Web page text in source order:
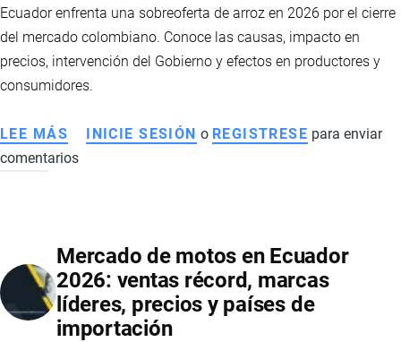
EN
Ecuador enfrenta una sobreoferta de arroz en 2026 por el cierre
del mercado colombiano. Conoce las causas, impacto en
precios, intervención del Gobierno y efectos en productores y
consumidores.
LEE MÁS SOBRE
SOBREOFERTA
ECUADOR
2026:
CAÍDA
DE
INICIE SESIÓN o REGISTRESE para enviar
comentarios
Mercado de motos en Ecuador
2026: ventas récord, marcas
líderes, precios y países de
importación